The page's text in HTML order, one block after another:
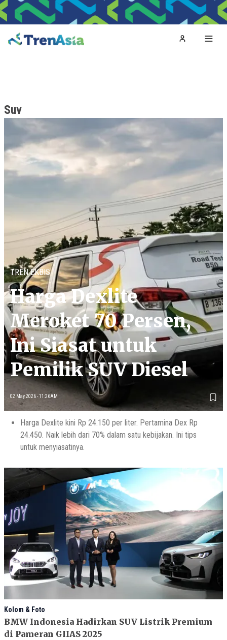
Home
Suv
TREN EKBIS
Harga Dexlite
Meroket 70 Persen,
Ini Siasat untuk
Pemilik SUV Diesel
02 May 2026 - 11:26AM
Harga Dexlite kini Rp 24.150 per liter. Pertamina Dex Rp
24.450. Naik lebih dari 70% dalam satu kebijakan. Ini tips
untuk menyiasatinya.
Kolom & Foto
BMW Indonesia Hadirkan SUV Listrik Premium
di Pameran GIIAS 2025